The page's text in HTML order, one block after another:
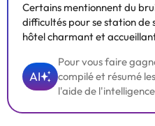
Certains mentionnent du
difficultés pour se station de
hôtel charmant et
AI
Pour vous faire
compilé et résumé
l'aide de